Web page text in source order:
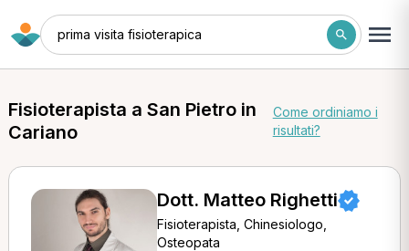
prima visita fisioterapica
Fisioterapista a San Pietro in
Cariano
Come ordiniamo i
risultati?
Dott. Matteo Righetti
Fisioterapista, Chinesiologo,
Osteopata